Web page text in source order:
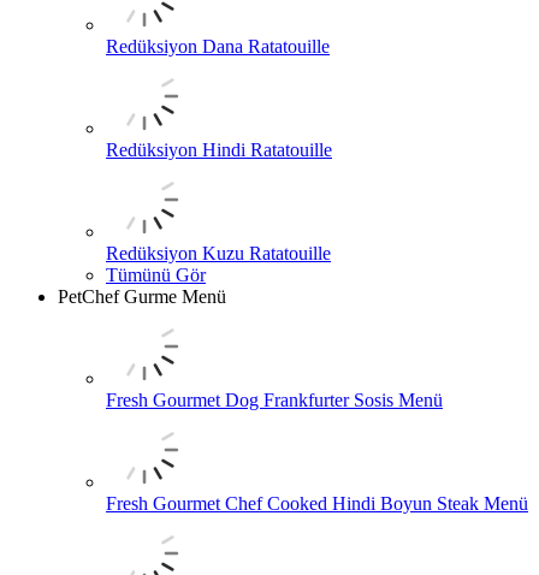
Redüksiyon Dana Ratatouille
Redüksiyon Hindi Ratatouille
Redüksiyon Kuzu Ratatouille
Tümünü Gör
PetChef Gurme Menü
Fresh Gourmet Dog Frankfurter Sosis Menü
Fresh Gourmet Chef Cooked Hindi Boyun Steak Menü